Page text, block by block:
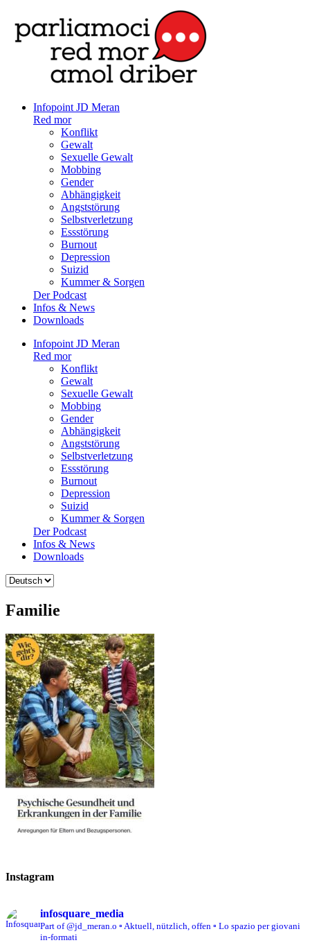
Infopoint JD Meran
Red mor
Konflikt
Gewalt
Sexuelle Gewalt
Mobbing
Gender
Abhängigkeit
Angststörung
Selbstverletzung
Essstörung
Burnout
Depression
Suizid
Kummer & Sorgen
Der Podcast
Infos & News
Downloads
Infopoint JD Meran
Red mor
Konflikt
Gewalt
Sexuelle Gewalt
Mobbing
Gender
Abhängigkeit
Angststörung
Selbstverletzung
Essstörung
Burnout
Depression
Suizid
Kummer & Sorgen
Der Podcast
Infos & News
Downloads
Sprache
Familie
Instagram
infosquare_media
Part of @jd_meran.o ▫️ Aktuell, nützlich, offen ▫️ Lo spazio per giovani
in-formati